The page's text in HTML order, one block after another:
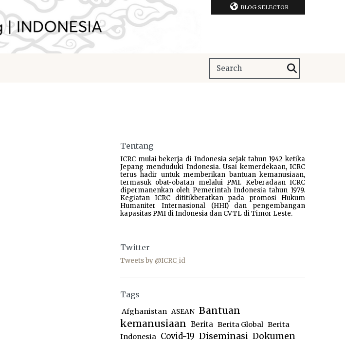
BLOG SELECTOR
Tentang
ICRC mulai bekerja di Indonesia sejak tahun 1942 ketika
Jepang menduduki Indonesia. Usai kemerdekaan, ICRC
terus hadir untuk memberikan bantuan kemanusiaan,
termasuk obat-obatan melalui PMI. Keberadaan ICRC
dipermanenkan oleh Pemerintah Indonesia tahun 1979.
Kegiatan ICRC dititikberatkan pada promosi Hukum
Humaniter Internasional (HHI) dan pengembangan
kapasitas PMI di Indonesia dan CVTL di Timor Leste.
Twitter
Tweets by @ICRC_id
Tags
Afghanistan ASEAN Bantuan
kemanusiaan Berita Berita Global Berita
Indonesia Covid-19 Diseminasi Dokumen